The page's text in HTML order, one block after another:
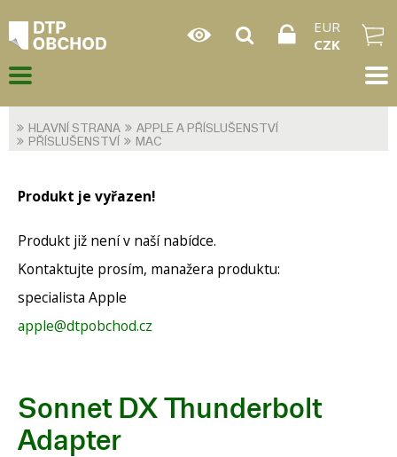
EUR
CZK
HLAVNÍ STRANA
APPLE A PŘÍSLUŠENSTVÍ
PŘÍSLUŠENSTVÍ
MAC
Produkt je vyřazen!
Produkt již není v naší nabídce.
Kontaktujte prosím, manažera produktu:
specialista Apple
apple@dtpobchod.cz
Sonnet DX Thunderbolt
Adapter